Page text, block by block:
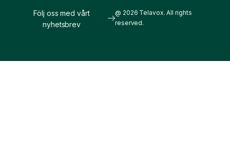
@ 2026 Telavox. All rights
reserved.
Följ oss med vårt
nyhetsbrev